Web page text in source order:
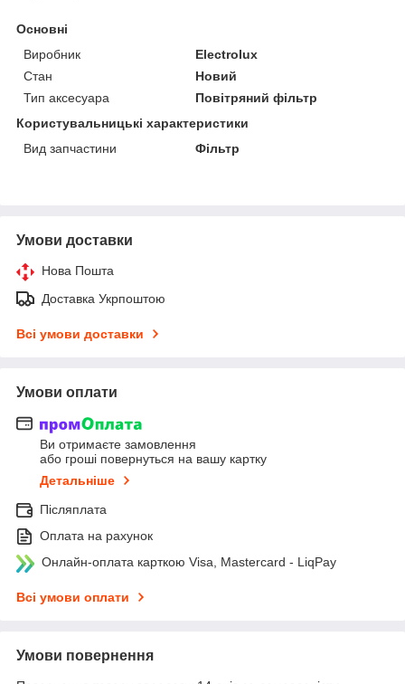
Основні
Виробник
Electrolux
Стан
Новий
Тип аксесуара
Повітряний фільтр
Користувальницькі характеристики
Вид запчастини
Фільтр
Умови доставки
Нова Пошта
Доставка Укрпоштою
Всі умови доставки
Умови оплати
Ви отримаєте замовлення
або гроші повернуться на вашу картку
Детальніше
Післяплата
Оплата на рахунок
Онлайн-оплата карткою Visa, Mastercard - LiqPay
Всі умови оплати
Умови повернення